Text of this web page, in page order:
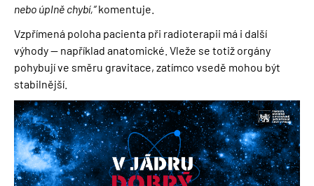
nebo úplně chybí,“komentuje.
Vzpřímená poloha pacienta při radioterapii má i další
výhody — například anatomické. Vleže se totiž orgány
pohybují ve směru gravitace, zatímco vsedě mohou být
stabilnější.
Obrázek